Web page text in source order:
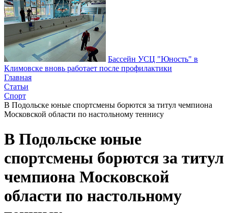
Бассейн УСЦ "Юность" в
Климовске вновь работает после профилактики
Главная
Статьи
Спорт
В Подольске юные спортсмены борются за титул чемпиона
Московской области по настольному теннису
В Подольске юные
спортсмены борются за титул
чемпиона Московской
области по настольному